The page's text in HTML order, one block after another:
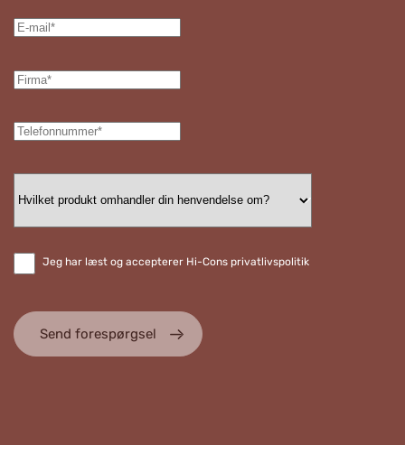
Jeg har læst og accepterer Hi-Cons privatlivspolitik
Send forespørgsel